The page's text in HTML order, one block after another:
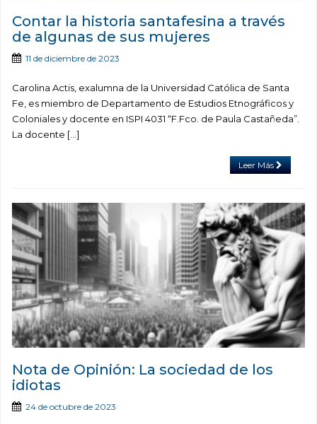
Contar la historia santafesina a través
de algunas de sus mujeres
11 de diciembre de 2023
Carolina Actis, exalumna de la Universidad Católica de Santa
Fe, es miembro de Departamento de Estudios Etnográficos y
Coloniales y docente en ISPI 4031 “F.Fco. de Paula Castañeda”.
La docente […]
Leer Más
Nota de Opinión: La sociedad de los
idiotas
24 de octubre de 2023